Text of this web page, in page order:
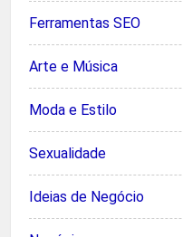
Ferramentas SEO
Arte e Música
Moda e Estilo
Sexualidade
Ideias de Negócio